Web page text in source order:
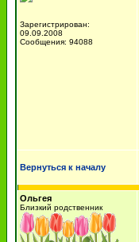
Зарегистрирован:
09.09.2008
Сообщения: 94088
Вернуться к началу
Ольгея
Близкий родственник